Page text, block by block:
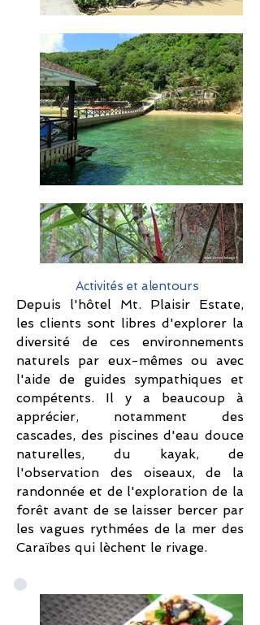
Activités et alentours
Depuis l'hôtel Mt. Plaisir Estate,
les clients sont libres d'explorer la
diversité de ces environnements
naturels par eux-mêmes ou avec
l'aide de guides sympathiques et
compétents. Il y a beaucoup à
apprécier, notamment des
cascades, des piscines d'eau douce
naturelles, du kayak, de
l'observation des oiseaux, de la
randonnée et de l'exploration de la
forêt avant de se laisser bercer par
les vagues rythmées de la mer des
Caraïbes qui lèchent le rivage.